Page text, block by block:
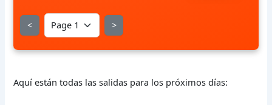
< >
Aquí están todas las salidas para los próximos días: